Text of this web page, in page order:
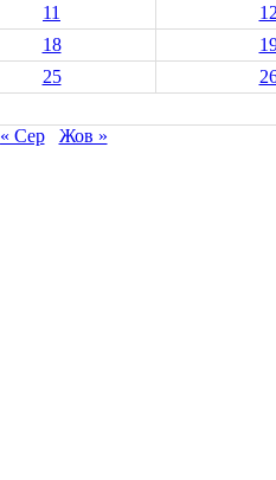
11 12
18
25
« Сер
Жов »